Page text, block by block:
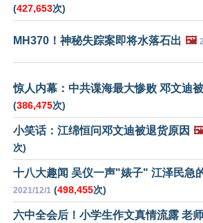
(427,653次)
MH370！神秘失踪案即将水落石出 🖼️
惊人内幕：中共谍海最大惨败 邓文迪
(386,475次)
小笑话：江绵恒问邓文迪被退货原因
次)
十八大趣闻 吴仪一声"婊子" 江泽民急
2021/12/1 (498,455次)
六中全会后！小学生作文真情流露 老